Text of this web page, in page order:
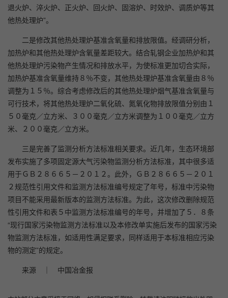
退火炉、淬火炉、正火炉、回火炉、固溶炉、时效炉、调质炉等其
他热处理炉”。
二是修改其他热处理炉基准含氧量和排放限值。经调研分析，
加热炉和其他热处理炉含氧量差距较大。结合轧钢企业加热炉和其
他热处理炉污染物产生情况和排放水平，为使标准更加切合实际，
加热炉基准含氧量维持８％不变，其他热处理炉基准含氧量由８％
调整为１５％。综合考虑修改后的其他热处理炉烟气基准含氧量与
可行技术，将其他热处理炉二氧化硫、氮氧化物排放限值分别由１
５０毫克／立方米、３００毫克／立方米调整为１００毫克／立方
米、２００毫克／立方米。
三是完善了监测分析方法标准相关要求。近几年，生态环境部
发布实施了多项固定源大气污染物监测分析方法标准，其中很多适
用于ＧＢ２８６６５－２０１２。此外，ＧＢ２８６６５－２０１
２规范性引用文件和监测方法标准编号规定了年号，标准中污染物
项目不能采用最新版本的监测方法标准。为此，这次修改删除规范
性引用文件和表５中监测方法标准编号的年号，并增加了５．８条
“现行国家污染物监测方法标准以及本修改单实施后发布的国家污染
物监测方法标准，如适用性满足要求，同样适用于本标准相应污染
物的测定”的规定。
来源 ｜ 中国冶金报